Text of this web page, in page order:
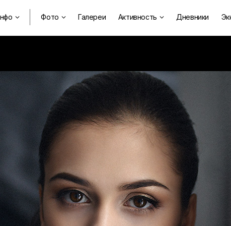
 Фото  Галереи Активность  Дневники